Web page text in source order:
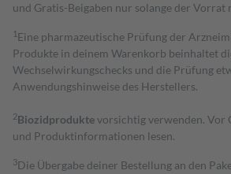
und Gratis-Beigaben nur solange der Vorrat
1 Eine pharmazeutische Prüfung der
Produkte in deinem Warenkorb beinhaltet
Wechselwirkungschecks und die Prüfung
Anwendungshinweise des Herstellers.
2Biozidproduktevorsichtig verwenden. Vor
und Produktinformationen lesen.
3Die Übergabe deiner Bestellung an den